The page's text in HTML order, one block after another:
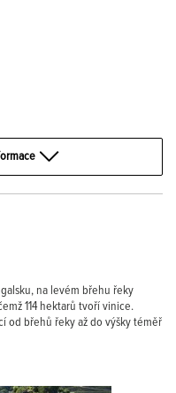
na levém břehu řeky
114 hektarů tvoří vinice.
od břehů řeky až do výšky téměř